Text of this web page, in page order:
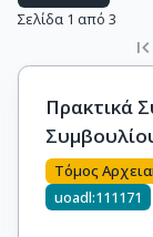
Σελίδα 1 από 3
Πρακτικά
Τόμος
uoadl:111171